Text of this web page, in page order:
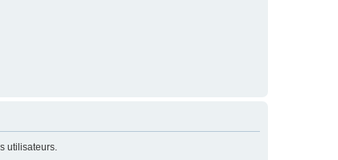
utilisateurs.